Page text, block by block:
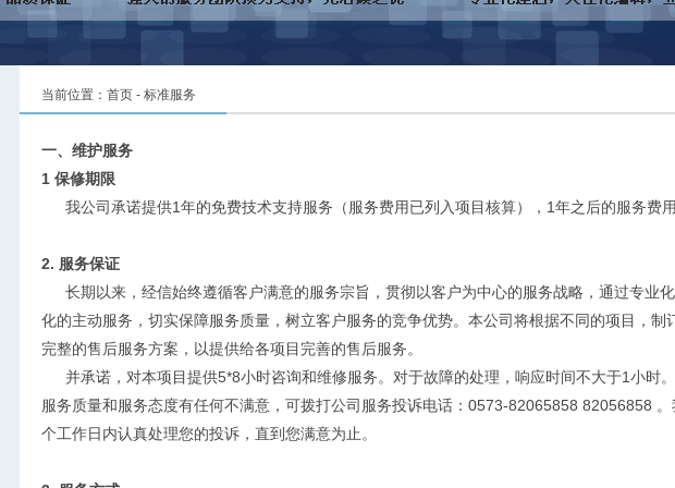
当前位置：首页 - 标准服务
一、维护服务
1 保修期限
我公司承诺提供1年的免费技术支持服务（服务费用已列入项目核算），1年之后的服务费用
2. 服务保证
长期以来，经信始终遵循客户满意的服务宗旨，贯彻以客户为中心的服务战略，通过专业
化的主动服务，切实保障服务质量，树立客户服务的竞争优势。本公司将根据不同的项目，制
完整的售后服务方案，以提供给各项目完善的售后服务。
并承诺，对本项目提供5*8小时咨询和维修服务。对于故障的处理，响应时间不大于1小时
服务质量和服务态度有任何不满意，可拨打公司服务投诉电话：0573-82065858 82056858
个工作日内认真处理您的投诉，直到您满意为止。